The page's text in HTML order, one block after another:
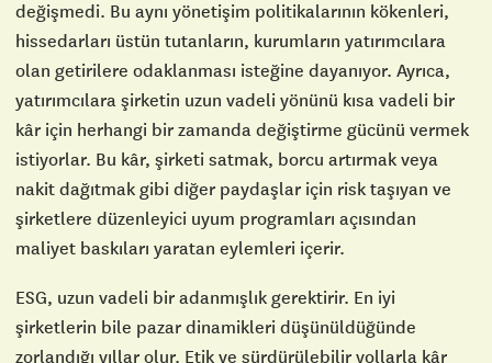
değişmedi. Bu aynı yönetişim politikalarının kökenleri,
hissedarları üstün tutanların, kurumların yatırımcılara
olan getirilere odaklanması isteğine dayanıyor. Ayrıca,
yatırımcılara şirketin uzun vadeli yönünü kısa vadeli bir
kâr için herhangi bir zamanda değiştirme gücünü vermek
istiyorlar. Bu kâr, şirketi satmak, borcu artırmak veya
nakit dağıtmak gibi diğer paydaşlar için risk taşıyan ve
şirketlere düzenleyici uyum programları açısından
maliyet baskıları yaratan eylemleri içerir.
ESG, uzun vadeli bir adanmışlık gerektirir. En iyi
şirketlerin bile pazar dinamikleri düşünüldüğünde
zorlandığı yıllar olur. Etik ve sürdürülebilir yollarla kâr